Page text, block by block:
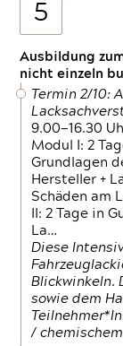
5
Ausbildung
nicht einzeln
Termin 2/10:
9.00—16.30
Modul I: 2
Grundlagen
Hersteller +
Schäden am
II: 2 Tage in
La…
Diese
Blickwinkeln.
sowie dem
/